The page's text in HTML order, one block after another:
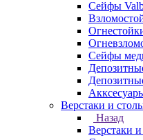
Сейфы
Сейфы
Верстаки и
Назад
Верстаки